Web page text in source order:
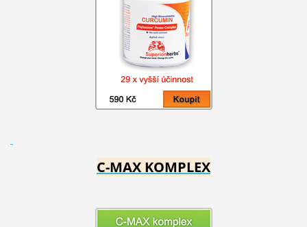
C-MAX KOMPLEX